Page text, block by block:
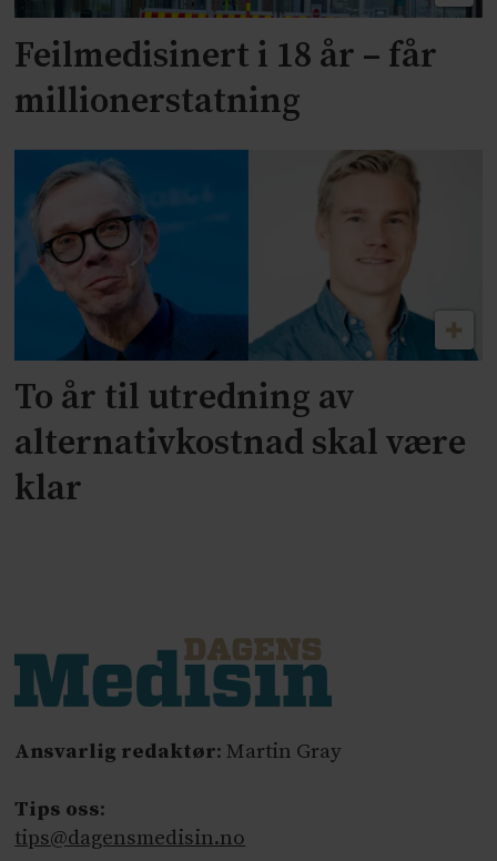
Feilmedisinert i 18 år – får
millionerstatning
To år til utredning av
alternativkostnad skal være
klar
Ansvarlig redaktør: Martin Gray
Tips oss:
tips@dagensmedisin.no